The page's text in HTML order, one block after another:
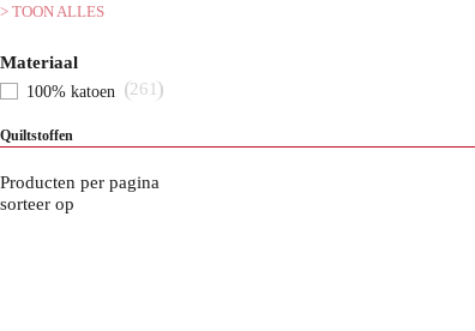
> TOON ALLES
Materiaal
100% katoen 261
Quiltstoffen
Producten per pagina
sorteer op